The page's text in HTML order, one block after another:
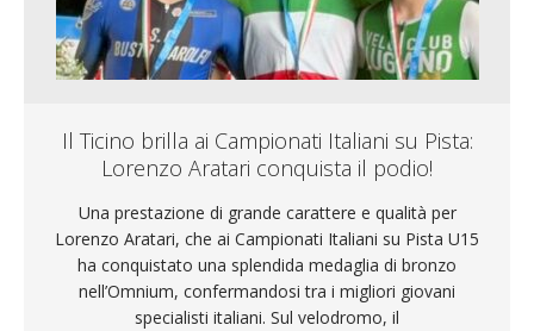
Il Ticino brilla ai Campionati Italiani su Pista:
Lorenzo Aratari conquista il podio!
Una prestazione di grande carattere e qualità per
Lorenzo Aratari, che ai Campionati Italiani su Pista U15
ha conquistato una splendida medaglia di bronzo
nell’Omnium, confermandosi tra i migliori giovani
specialisti italiani. Sul velodromo, il